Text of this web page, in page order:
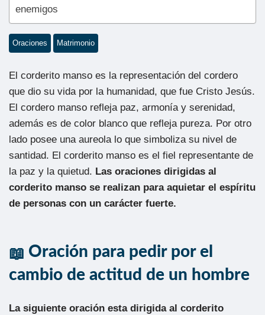
enemigos
Oraciones Matrimonio
El corderito manso es la representación del cordero
que dio su vida por la humanidad, que fue Cristo Jesús.
El cordero manso refleja paz, armonía y serenidad,
además es de color blanco que refleja pureza. Por otro
lado posee una aureola lo que simboliza su nivel de
santidad. El corderito manso es el fiel representante de
la paz y la quietud. Las oraciones dirigidas al
corderito manso se realizan para aquietar el espíritu
de personas con un carácter fuerte.
Oración para pedir por el
cambio de actitud de un hombre
La siguiente oración esta dirigida al corderito